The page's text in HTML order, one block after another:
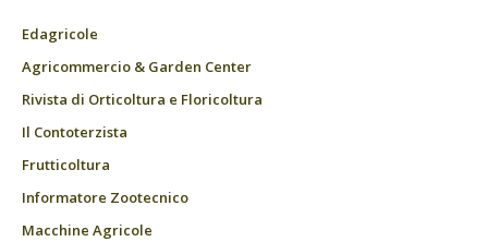
Edagricole
Agricommercio & Garden Center
Rivista di Orticoltura e Floricoltura
Il Contoterzista
Frutticoltura
Informatore Zootecnico
Macchine Agricole